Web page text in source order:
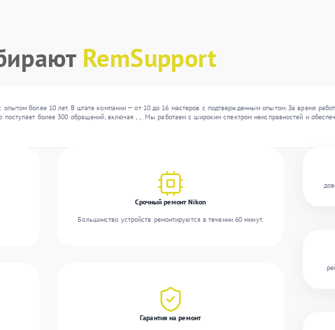
RemSupport
более 10 лет. В штате компании — от 10 до 16 мастеров с подтвержденным опытом. За время
более 300 обращений, включая , , . Мы работаем с широким спектром неисправностей и
Срочный ремонт Nikon
Большинство устройств ремонтируются в течении 60 минут.
Гарантия на ремонт